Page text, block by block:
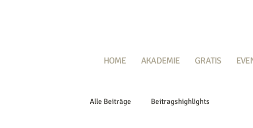
HOME AKADEMIE GRATIS
Alle Beiträge Beitragshighlights